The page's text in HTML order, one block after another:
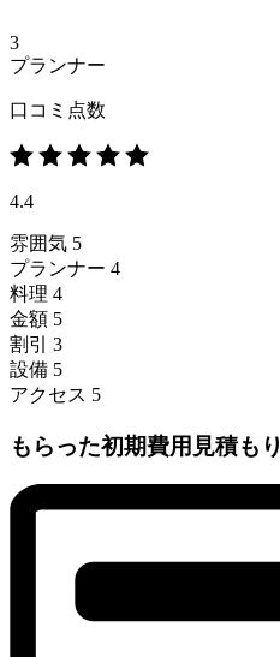
3
プランナー
口コミ点数
4.4
雰囲気 5
プランナー 4
料理 4
金額 5
割引
3
設備 5
アクセス 5
もらった初期費用見積もり